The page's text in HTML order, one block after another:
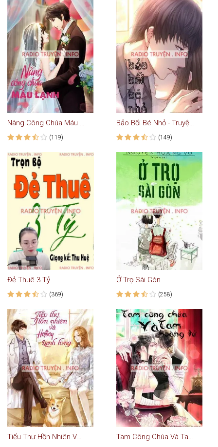
Nàng Công Chúa Máu Lạnh
(119)
Bảo Bối Bé Nhỏ - Truyện Ngôn Tình
(149)
Đẻ Thuê 3 Tỷ
(369)
Ở Trọ Sài Gòn
(258)
Tiểu Thư Hồn Nhiên Và Hot Boy Lạnh Lùng Tam Công Chúa Và Tam Hoàng Tử